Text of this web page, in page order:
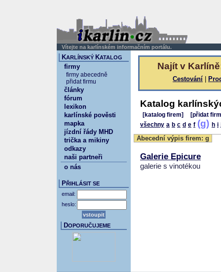
Vítejte na karlínském informačním portálu.
Najít v
Cestování
Katalog
[katalog firem]
[přidat
všechny a b c d e f (g) h i
Abecední výpis firem: g
Galerie Epicure
galerie s vinotékou
KARLÍNSKÝ KATALOG
firmy
firmy abecedně
přidat firmu
články
fórum
lexikon
karlínské pověsti
mapka
jízdní řády MHD
trička a mikiny
odkazy
naši partneři
o nás
PŘIHLÁSIT SE
email:
heslo:
DOPORUČUJEME